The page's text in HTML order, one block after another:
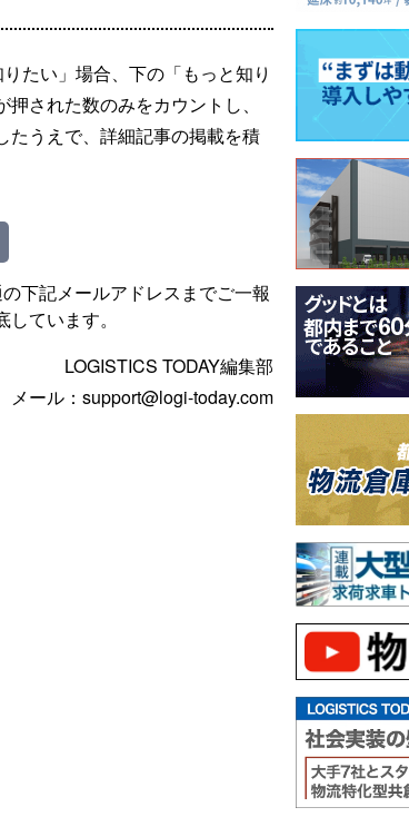
たい」場合、下の「もっと知り
された数のみをカウントし、
たうえで、詳細記事の掲載を積
下記メールアドレスまでご一報
ています。
LOGISTICS TODAY編集部
メール：support@logi-today.com